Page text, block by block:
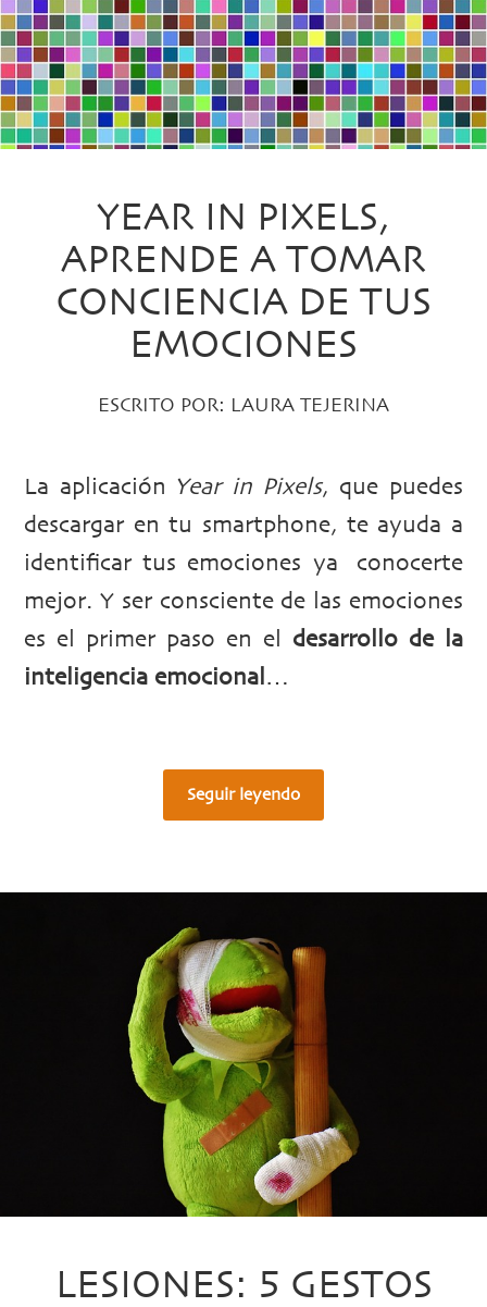
YEAR IN PIXELS,
APRENDE A TOMAR
CONCIENCIA DE TUS
EMOCIONES
ESCRITO POR: LAURA TEJERINA
La aplicación Year in Pixels, que puedes
descargar en tu smartphone, te ayuda a
identificar tus emociones ya conocerte
mejor. Y ser consciente de las emociones
es el primer paso en el desarrollo de la
inteligencia emocional …
Seguir leyendo
LESIONES: 5 GESTOS